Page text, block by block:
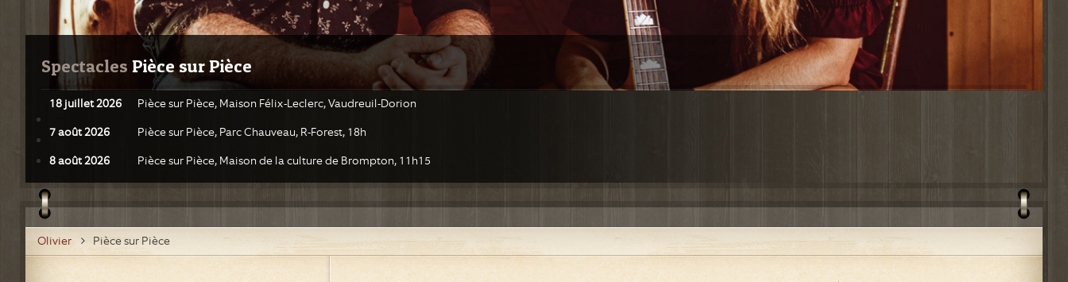
Spectacles Pièce sur Pièce
18 juillet 2026
Pièce sur Pièce, Maison Félix-Leclerc, Vaudreuil-Dorion
7 août 2026
Pièce sur Pièce, Parc Chauveau, R-Forest, 18h
8 août 2026
Pièce sur Pièce, Maison de la culture de Brompton, 11h15
Olivier Pièce sur Pièce